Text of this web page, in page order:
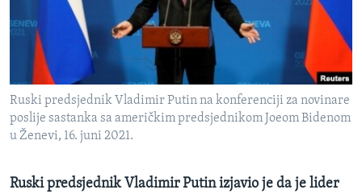
MAGAZIN
O GLASU AMERIKE
Learning English
PRATITE NAS
Ruski predsjednik Vladimir Putin na konferenciji za novinare
poslije sastanka sa američkim predsjednikom Joeom Bidenom
u Ženevi, 16. juni 2021.
Ruski predsjednik Vladimir Putin izjavio je da je lider